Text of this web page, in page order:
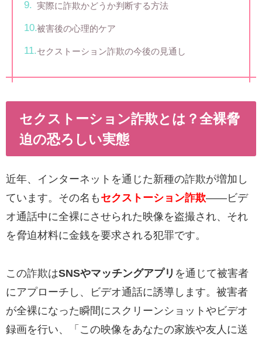
実際に詐欺かどうか判断する方法
被害後の心理的ケア
セクストーション詐欺の今後の見通し
セクストーション詐欺とは？全裸脅
迫の恐ろしい実態
近年、インターネットを通じた新種の詐欺が増加し
ています。その名も セクストーション詐欺——ビデ
オ通話中に全裸にさせられた映像を盗撮され、それ
を脅迫材料に金銭を要求される犯罪です。
この詐欺はSNSやマッチングアプリ を通じて被害者
にアプローチし、ビデオ通話に誘導します。被害者
が全裸になった瞬間にスクリーンショットやビデオ
録画を行い、「この映像をあなたの家族や友人に送